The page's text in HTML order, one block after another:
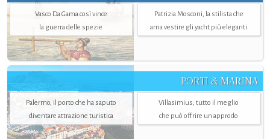
Vasco Da Gama così vince
la guerra delle spezie
Patrizia Mosconi, la stilista che
ama vestire gli yacht più eleganti
PORTI & MARINA
Palermo, il porto che ha saputo
diventare attrazione turistica
Villasimius, tutto il meglio
che può offrire un approdo